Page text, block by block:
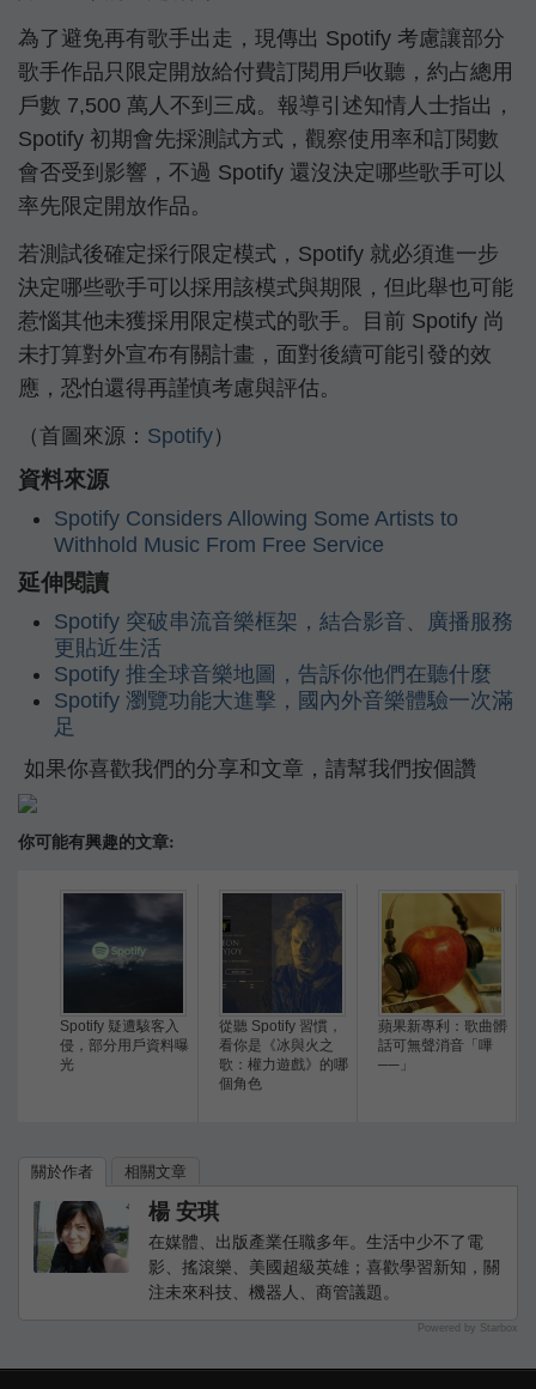
為了避免再有歌手出走，現傳出 Spotify 考慮讓部分
歌手作品只限定開放給付費訂閱用戶收聽，約占總用
戶數 7,500 萬人不到三成。報導引述知情人士指出，
Spotify 初期會先採測試方式，觀察使用率和訂閱數
會否受到影響，不過 Spotify 還沒決定哪些歌手可以
率先限定開放作品。
若測試後確定採行限定模式，Spotify 就必須進一步
決定哪些歌手可以採用該模式與期限，但此舉也可能
惹惱其他未獲採用限定模式的歌手。目前 Spotify 尚
未打算對外宣布有關計畫，面對後續可能引發的效
應，恐怕還得再謹慎考慮與評估。
（首圖來源： Spotify）
資料來源
Spotify Considers Allowing Some Artists to
Withhold Music From Free Service
延伸閱讀
Spotify 突破串流音樂框架，結合影音、廣播服務
更貼近生活
Spotify 推全球音樂地圖，告訴你他們在聽什麼
Spotify 瀏覽功能大進擊，國內外音樂體驗一次滿
足
如果你喜歡我們的分享和文章，請幫我們按個讚
你可能有興趣的文章:
Spotify 疑遭駭客入
侵，部分用戶資料曝
光
從聽 Spotify 習慣，
看你是《冰與火之
歌：權力遊戲》的哪
個角色
蘋果新專利：歌曲髒
話可無聲消音「嗶
──」
關於作者 相關文章
楊 安琪
在媒體、出版產業任職多年。生活中少不了電
影、搖滾樂、美國超級英雄；喜歡學習新知，關
注未來科技、機器人、商管議題。
Powered by Starbox